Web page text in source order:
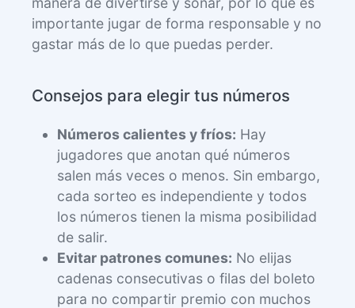
importante jugar de forma responsable y no
gastar más de lo que puedas perder.
Consejos para elegir tus números
Números calientes y fríos: Hay
jugadores que anotan qué números
salen más veces o menos. Sin embargo,
cada sorteo es independiente y todos
los números tienen la misma posibilidad
de salir.
Evitar patrones comunes: No elijas
cadenas consecutivas o filas del boleto
para no compartir premio con muchos